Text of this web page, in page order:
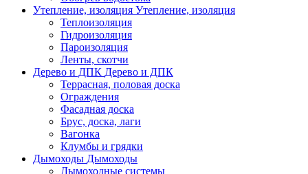
Утепление, изоляция Утепление, изоляция
Теплоизоляция
Гидроизоляция
Пароизоляция
Ленты, скотчи
Дерево и ДПК Дерево и ДПК
Террасная, половая доска
Ограждения
Фасадная доска
Брус, доска, лаги
Вагонка
Клумбы и грядки
Дымоходы Дымоходы
Дымоходные системы